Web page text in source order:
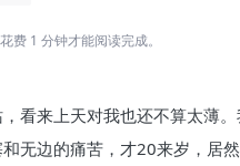
费 1 分钟才能阅读完成。
看来上天对我也还不算太薄
无边的痛苦，才20来岁，居